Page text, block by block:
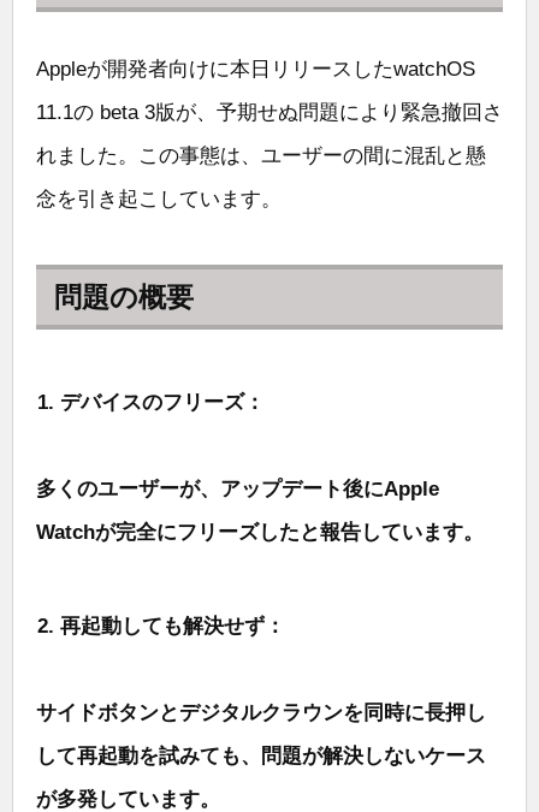
Appleが開発者向けに本日リリースしたwatchOS
11.1の beta 3版が、予期せぬ問題により緊急撤回さ
れました。この事態は、ユーザーの間に混乱と懸
念を引き起こしています。
問題の概要
デバイスのフリーズ：
多くのユーザーが、アップデート後にApple
Watchが完全にフリーズしたと報告しています。
再起動しても解決せず：
サイドボタンとデジタルクラウンを同時に長押し
して再起動を試みても、問題が解決しないケース
が多発しています。